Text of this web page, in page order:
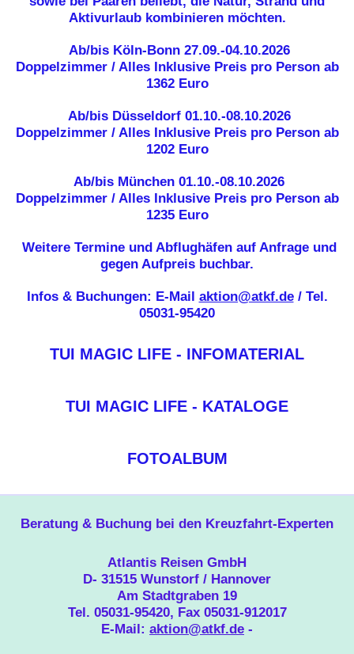
Aktivurlaub kombinieren möchten.
Ab/bis Köln-Bonn 27.09.-04.10.2026
Doppelzimmer / Alles Inklusive Preis pro Person ab
1362 Euro
Ab/bis Düsseldorf 01.10.-08.10.2026
Doppelzimmer / Alles Inklusive Preis pro Person ab
1202 Euro
Ab/bis München 01.10.-08.10.2026
Doppelzimmer / Alles Inklusive Preis pro Person ab
1235 Euro
Weitere Termine und Abflughäfen auf Anfrage und
gegen Aufpreis buchbar.
Infos & Buchungen: E-Mail aktion@atkf.de/ Tel.
05031-95420
TUI MAGIC LIFE - INFOMATERIAL
TUI MAGIC LIFE - KATALOGE
FOTOALBUM
Beratung & Buchung bei den Kreuzfahrt-Experten
Atlantis Reisen GmbH
D- 31515 Wunstorf / Hannover
Am Stadtgraben 19
Tel. 05031-95420, Fax 05031-912017
E-Mail: aktion@atkf.de -